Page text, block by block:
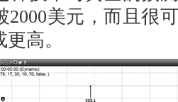
2000美元，而且很
高。